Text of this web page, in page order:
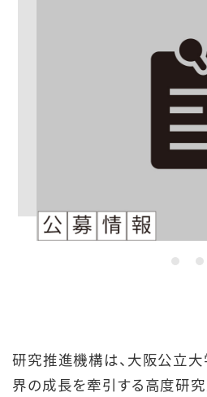
研究推進機構は、大阪公立
界の成長を牽引する高度研